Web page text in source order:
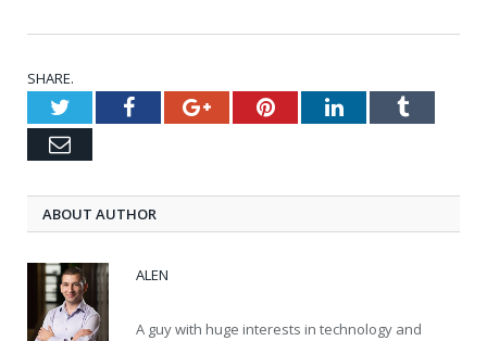
SHARE.
TwitterFacebookGoogle+PinterestLinkedInTumblr
Email
ABOUT AUTHOR
ALEN
A guy with huge interests in technology and